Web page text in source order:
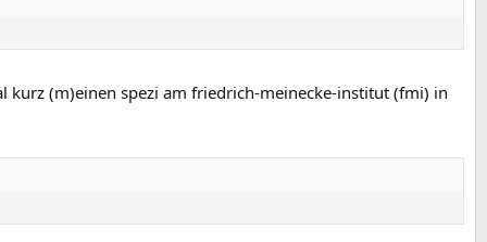
(m)einen spezi am friedrich-meinecke-institut (fmi) in